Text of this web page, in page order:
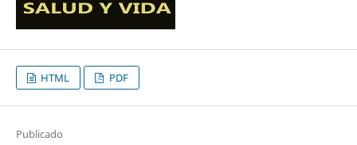
HTML PDF
Publicado